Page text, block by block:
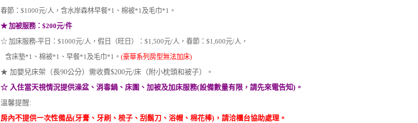
春節：$1000元/人，含水岸森林早餐*1、棉被*1及毛巾*1。
★ 加被服務：$200元/件
☆ 加床服務-平日：$1000元/人，假日（旺日）：$1,500元/人，春節：$1,600元/人，
含床墊*1、棉被*1、早餐*1及毛巾*1。 (豪華系列房型無法加床)
★ 加嬰兒床架（長90公分）需收費$200元/床（附小枕頭和被子）。
☆ 入住當天視情況提供澡盆、消毒鍋、床圍、加被及加床服務(設備數量有限，請先來電告知)。
溫馨提醒:
房內不提供㇐次性備品(牙膏、牙刷、梳子、刮鬍刀、浴帽、棉花棒)，請洽櫃台協助處理。